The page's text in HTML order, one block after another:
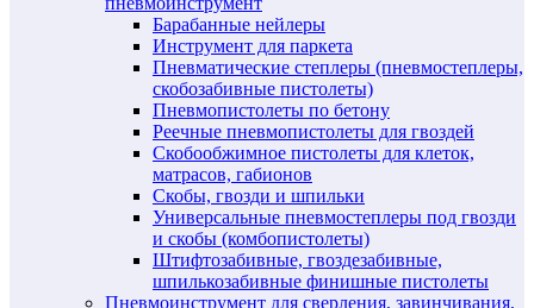
Барабанные нейлеры
Инструмент для паркета
Пневматические степлеры (пневмостеплеры,
скобозабивные пистолеты)
Пневмопистолеты по бетону
Реечные пневмопистолеты для гвоздей
Скобообжимное пистолеты для клеток,
матрасов, габионов
Скобы, гвозди и шпильки
Универсальные пневмостеплеры под гвозди
и скобы (комбопистолеты)
Штифтозабивные, гвоздезабивные,
шпилькозабивные финишные пистолеты
Пневмоинструмент для сверления, завинчивания,